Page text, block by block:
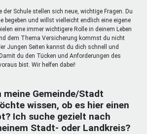
der Schule stellen sich neue, wichtige Fragen. Du
begeben und willst vielleicht endlich eine eigene
eine immer wichtigere Rolle in deinem Leben
dem Thema Versicherung kommst du nicht
Jungen Seiten kannst du dich schnell und
du den Tücken und Anforderungen des
bist. Wir helfen dabei!
meine Gemeinde/Stadt
wissen, ob es hier einen
Ich suche gezielt nach
Stadt- oder Landkreis?